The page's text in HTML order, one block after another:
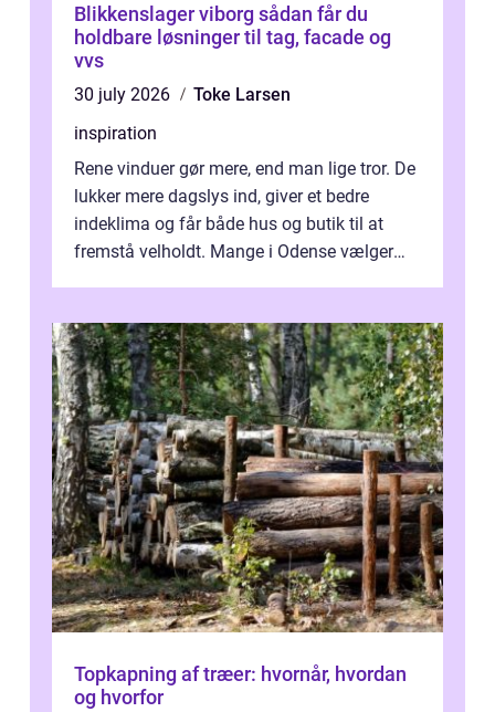
Blikkenslager viborg sådan får du
holdbare løsninger til tag, facade og
vvs
30 july 2026
Toke Larsen
inspiration
Rene vinduer gør mere, end man lige tror. De
lukker mere dagslys ind, giver et bedre
indeklima og får både hus og butik til at
fremstå velholdt. Mange i Odense vælger
Topkapning af træer: hvornår, hvordan
og hvorfor